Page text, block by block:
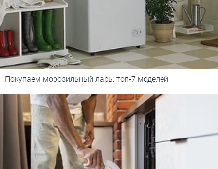
Покупаем морозильный ларь: топ-7 моделей